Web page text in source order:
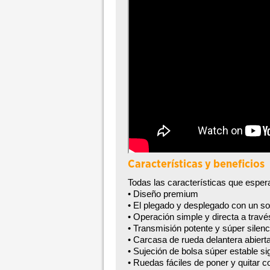
Características y beneficios
Todas las características que
• Diseño premium
• El plegado y desplegado con un
• Operación simple y directa a
• Transmisión potente y súper
• Carcasa de rueda delantera
• Sujeción de bolsa súper estable
• Ruedas fáciles de poner y quitar